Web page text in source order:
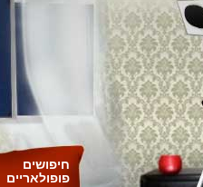
חיפושים
פופולאריים